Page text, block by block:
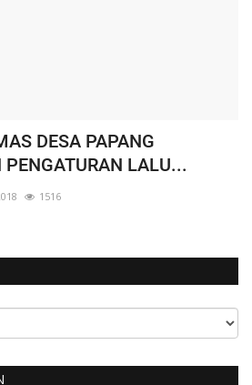
DESA PAPANG
LALU...
1516